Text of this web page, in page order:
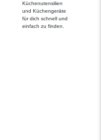
Küchenutensilien
und Küchengeräte
für dich schnell und
einfach zu finden.